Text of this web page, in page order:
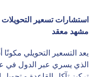
استشارات تسعير التحويلات
مشهد معقد
يعد التسعير التحويلي
الذي يسري عبر الدول في